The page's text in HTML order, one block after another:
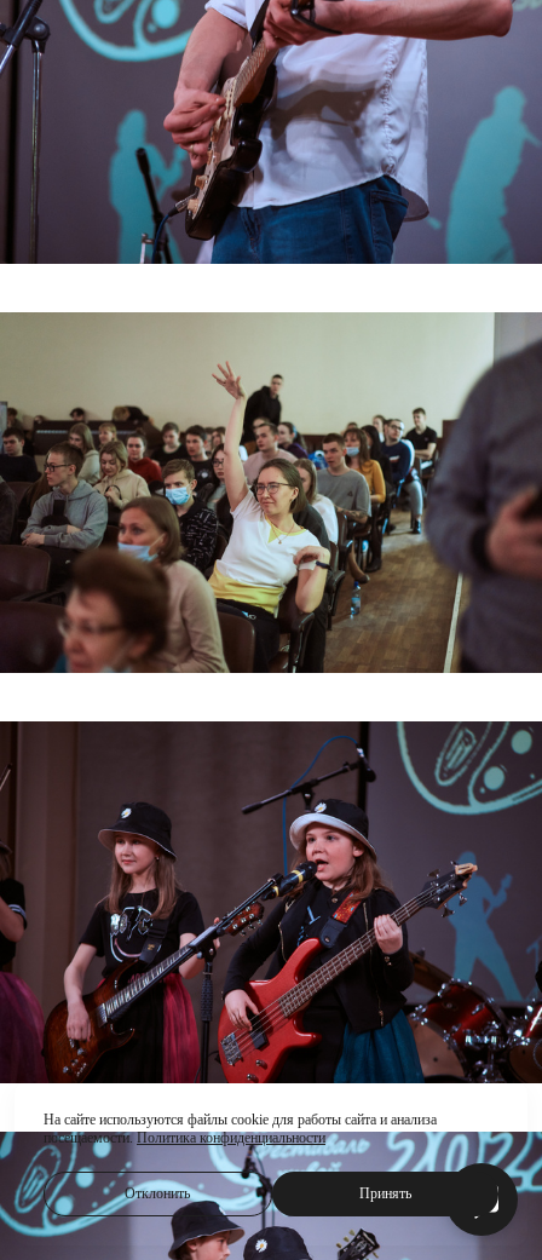
На сайте используются файлы cookie для работы сайта и анализа
посещаемости. Политика конфиденциальности
Отклонить Принять